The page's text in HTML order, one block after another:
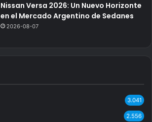
Nissan Versa 2026: Un Nuevo Horizonte
en el Mercado Argentino de Sedanes
2026-08-07
3.041
2.556